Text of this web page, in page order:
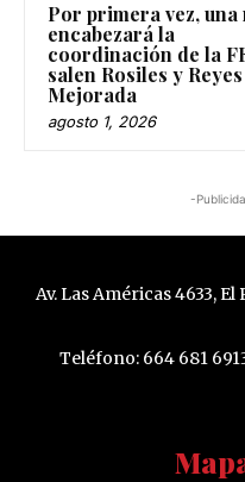
Por primera vez, una
encabezará la
coordinación de la
salen Rosiles y Reyes
Mejorada
agosto 1, 2026
-
Av. Las Américas 4633, El
Teléfono: 664 681